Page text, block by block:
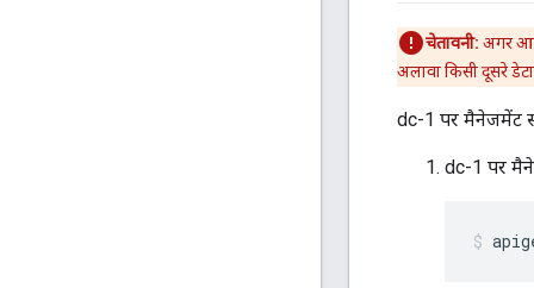
चेतावनी: अगर
अलावा किसी दूसरे
dc-1 पर मैनेजमेंट
dc-1 पर